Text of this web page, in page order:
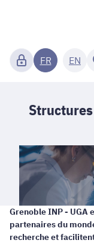
FR EN
Grenoble INP - UGA
partenaires du
recherche et